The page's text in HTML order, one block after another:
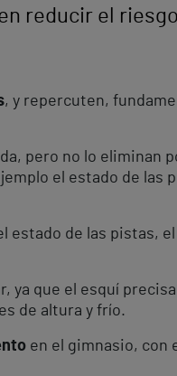
reducir el
, y repercuten,
pero no lo eliminan
el estado de las
estado de las pistas,
que el esquí precisa
de altura y frío.
en el gimnasio, con